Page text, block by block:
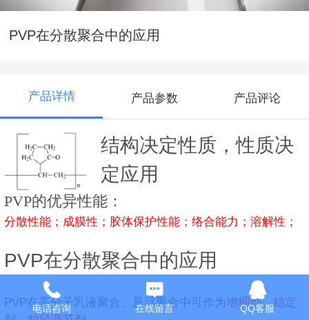
PVP在分散聚合中的应用
产品详情 产品参数 产品评论
结构决定性质，性质决
定应用
PVP的优异性能：
分散性能；成膜性；胶体保护性能；络合能力；溶解性；
PVP在分散聚合中的应用
PVP在高分子乳液聚合、悬浮聚合中可作为增稠剂、稳定
电话咨询 在线留言 QQ客服